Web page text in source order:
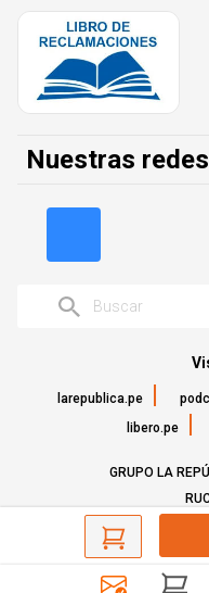
Nuestras
larepublica.pe
libero.pe
GRUPO LA
©Todos los